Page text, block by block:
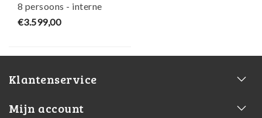
8 persoons - interne
houtkachel - Sofuro
€3.599,00
Klantenservice
Mijn account